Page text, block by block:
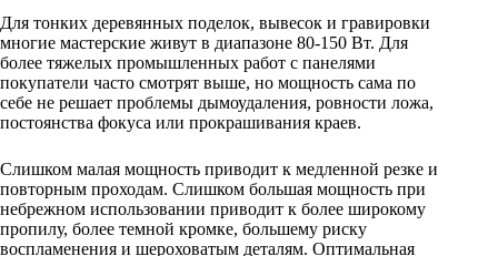
Для тонких деревянных поделок, вывесок и гравировки
многие мастерские живут в диапазоне 80-150 Вт. Для
более тяжелых промышленных работ с панелями
покупатели часто смотрят выше, но мощность сама по
себе не решает проблемы дымоудаления, ровности ложа,
постоянства фокуса или прокрашивания краев.
Слишком малая мощность приводит к медленной резке и
повторным проходам. Слишком большая мощность при
небрежном использовании приводит к более широкому
пропилу, более темной кромке, большему риску
воспламенения и шероховатым деталям. Оптимальная